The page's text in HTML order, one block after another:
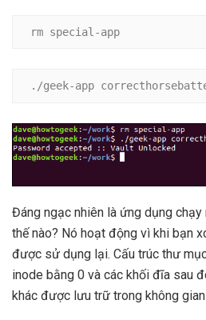
rm special-app
./geek-app
Đáng ngạc nhiên là ứng dụng
thế nào? Nó hoạt động vì khi bạn
được sử dụng lại. Cấu trúc thư
inode bằng 0 và các khối đĩa sau
khác được lưu trữ trong không